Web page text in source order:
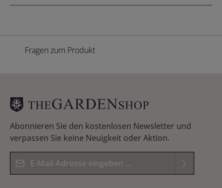
Fragen zum Produkt
Abonnieren Sie den kostenlosen Newsletter und
verpassen Sie keine Neuigkeit oder Aktion.
E-Mail-Adresse*